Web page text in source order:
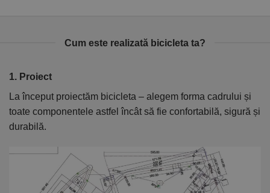
Cum este realizată bicicleta ta?
1. Proiect
La început proiectăm bicicleta – alegem forma cadrului și
toate componentele astfel încât să fie confortabilă, sigură și
durabilă.